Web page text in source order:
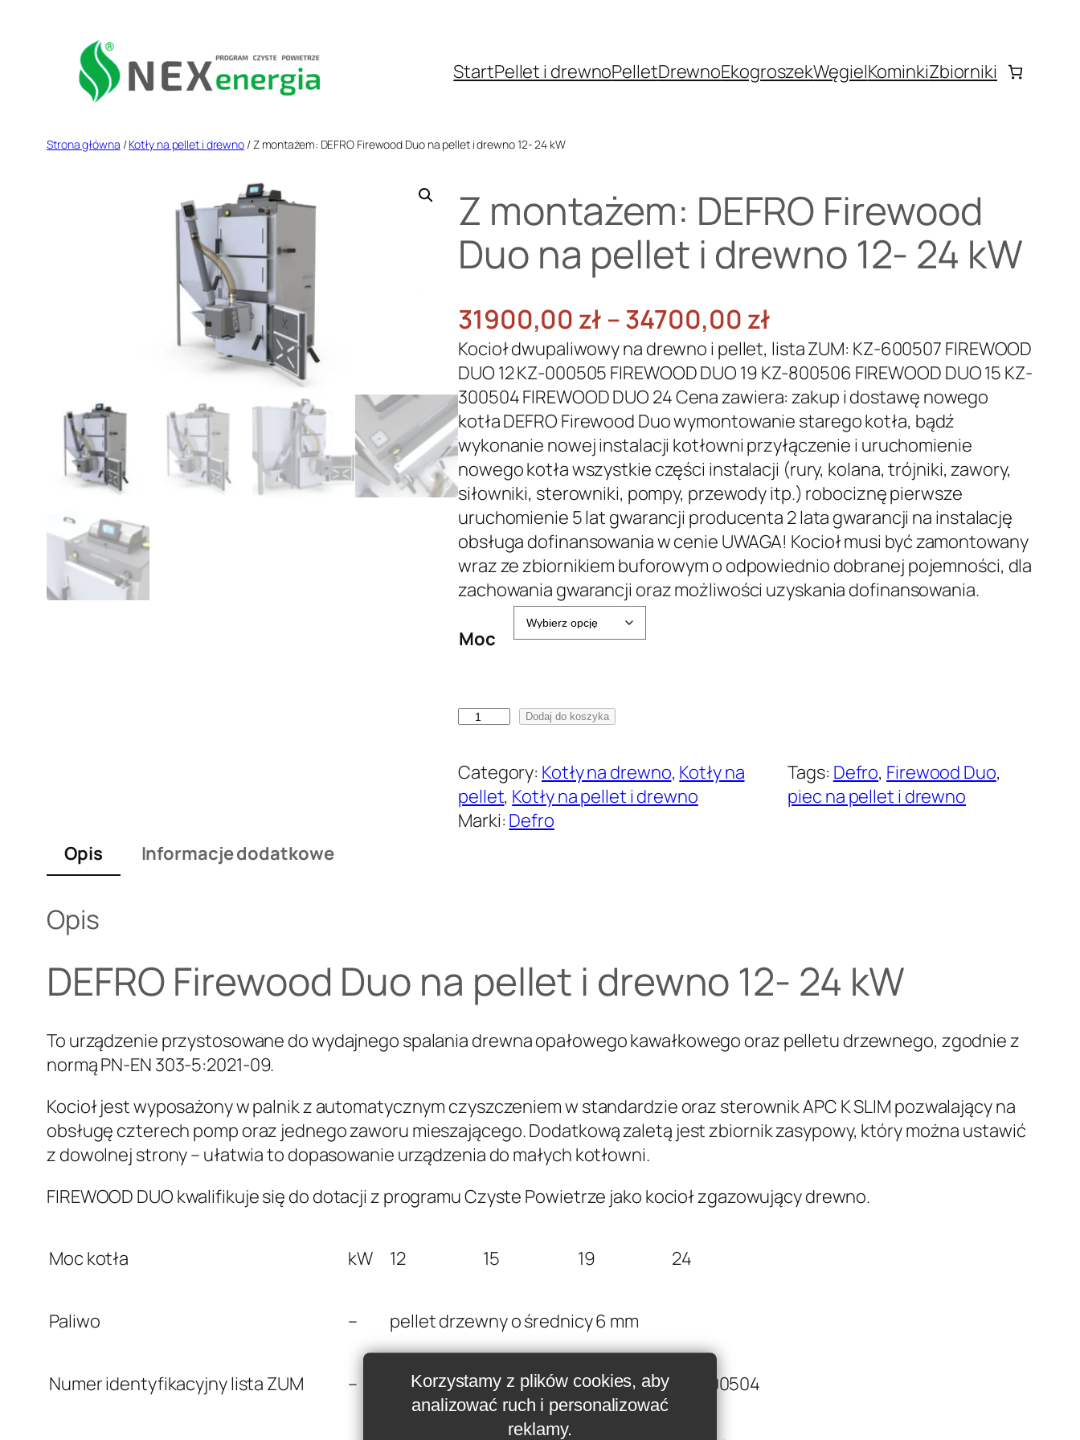
Korzystamy z plików cookies, aby
analizować ruch i personalizować
reklamy.
StartPellet i drewnoPelletDrewnoEkogroszekWęgielKominkiZbiorniki
Strona główna /Kotły na pellet i drewno / Z montażem: DEFRO Firewood Duo na pellet i drewno 12- 24 kW
Z montażem: DEFRO Firewood
Duo na pellet i drewno 12- 24 kW
31900,00zł –34700,00złZ
a
k
r
e
s
c
e
n
0
ł
d
3
Kocioł dwupaliwowy na drewno i pellet, lista ZUM: KZ-600507 FIREWOOD
DUO 12 KZ-000505 FIREWOOD DUO 19 KZ-800506 FIREWOOD DUO 15 KZ-
300504 FIREWOOD DUO 24 Cena zawiera: zakup i dostawę nowego
kotła DEFRO Firewood Duo wymontowanie starego kotła, bądź
wykonanie nowej instalacji kotłowni przyłączenie i uruchomienie
nowego kotła wszystkie części instalacji (rury, kolana, trójniki, zawory,
siłowniki, sterowniki, pompy, przewody itp.) robociznę pierwsze
uruchomienie 5 lat gwarancji producenta 2 lata gwarancji na instalację
obsługa dofinansowania w cenie UWAGA! Kocioł musi być zamontowany
wraz ze zbiornikiem buforowym o odpowiednio dobranej pojemności, dla
zachowania gwarancji oraz możliwości uzyskania dofinansowania.
Moc
i
o
ś
ć
ż
m
E
F
R
F
o
o
d
D
u
Dodaj do koszyka
Category: Kotły na drewno, Kotły na
pellet, Kotły na pellet i drewno
Tags: Defro, Firewood Duo
piec na pellet i drewno
Marki: Defro
Opis
Informacje dodatkowe
Opis
DEFRO Firewood Duo na pellet i drewno 12- 24 kW
To urządzenie przystosowane do wydajnego spalania drewna opałowego kawałkowego oraz pelletu drzewnego, zgodnie z
normą PN-EN 303-5:2021-09.
Kocioł jest wyposażony w palnik z automatycznym czyszczeniem w standardzie oraz sterownik APC K SLIM pozwalający na
obsługę czterech pomp oraz jednego zaworu mieszającego. Dodatkową zaletą jest zbiornik zasypowy, który można ustawić
z dowolnej strony – ułatwia to dopasowanie urządzenia do małych kotłowni.
FIREWOOD DUO kwalifikuje się do dotacji z programu Czyste Powietrze jako kocioł zgazowujący drewno.
Moc kotła kW 12 15 19 24
Paliwo – pellet drzewny o średnicy 6 mm
Numer identyfikacyjny lista ZUM – KZ-600507KZ-800506KZ-000505 KZ-300504